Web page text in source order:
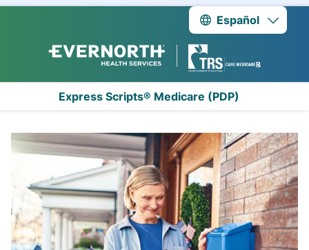
Español
Express Scripts® Medicare (PDP)
TRS Care Medicare